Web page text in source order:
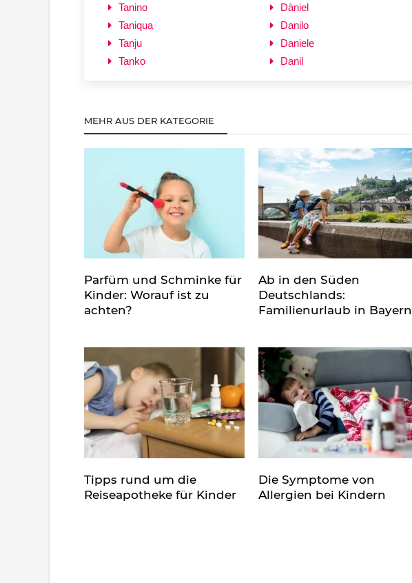
Tanino
Taniqua
Tanju
Tanko
Dàniel
Danilo
Daniele
Danil
MEHR AUS DER KATEGORIE
Parfüm und Schminke für
Kinder: Worauf ist zu
achten?
Ab in den Süden
Deutschlands:
Familienurlaub in Bayern
Tipps rund um die
Reiseapotheke für Kinder
Die Symptome von
Allergien bei Kindern